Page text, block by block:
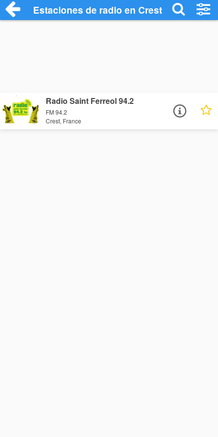
Estaciones de radio en Crest - Escuchar
Radio Saint Ferreol 94.2
FM 94.2
Crest, France